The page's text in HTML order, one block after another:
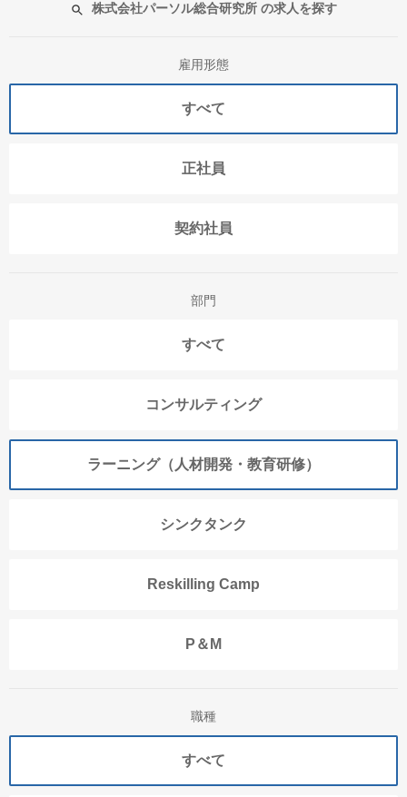
株式会社パーソル総合研究所 の求人を探す
雇用形態
すべて
正社員
契約社員
部門
すべて
コンサルティング
ラーニング（人材開発・教育研修）
シンクタンク
Reskilling Camp
P＆M
職種
すべて